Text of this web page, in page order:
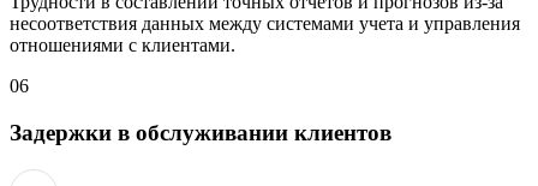
несоответствия данных между системами учета и управления
отношениями с клиентами.
06
Задержки в обслуживании клиентов